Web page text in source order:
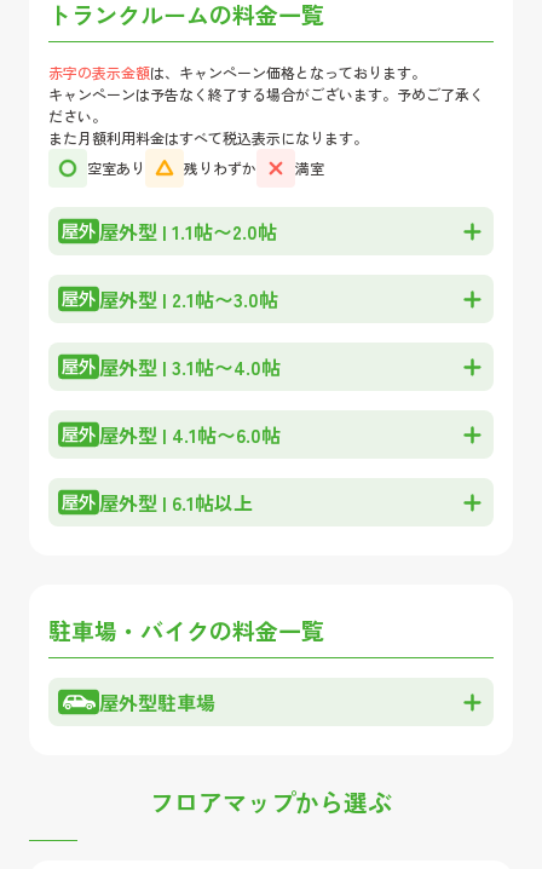
トランクルームの料金一覧
赤字の表示金額は、キャンペーン価格となっております。
キャンペーンは予告なく終了する場合がございます。予めご了承く
ださい。
また月額利用料金はすべて税込表示になります。
空室あり
残りわずか 満室
屋外型 | 1.1帖〜2.0帖
屋外型 | 2.1帖〜3.0帖
屋外型 | 3.1帖〜4.0帖
屋外型 | 4.1帖〜6.0帖
屋外型 | 6.1帖以上
駐車場・バイクの料金一覧
屋外型駐車場
フロアマップから選ぶ